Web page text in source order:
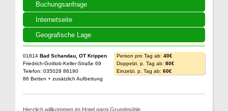
Buchungsanfrage
Internetseite
Geografische Lage
01814 Bad Schandau, OT Krippen
Friedrich-Gottlob-Keller-Straße 69
Telefon: 035028 86190
86 Betten + zusätzlich Aufbettung
Person pro Tag ab: 40€
Doppelzi. p. Tag ab: 80€
Einzelzi. p. Tag ab: 60€
Herzlich willkommen im Hotel garni Grundmühle.